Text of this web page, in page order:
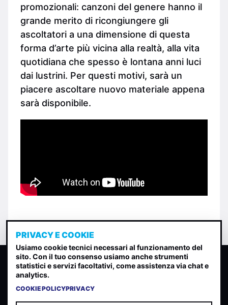
promozionali: canzoni del genere hanno il
grande merito di ricongiungere gli
ascoltatori a una dimensione di questa
forma d’arte più vicina alla realtà, alla vita
quotidiana che spesso è lontana anni luci
dai lustrini. Per questi motivi, sarà un
piacere ascoltare nuovo materiale appena
sarà disponibile.
CLASSIFICA INDIE
Classifica per indice di gradimento generata dall analisi di
PRIVACY E COOKIE
Usiamo cookie tecnici necessari al funzionamento del
sito. Con il tuo consenso usiamo anche strumenti
statistici e servizi facoltativi, come assistenza via chat e
analytics.
COOKIE POLICYPRIVACY